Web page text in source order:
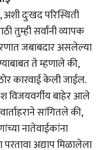
दुःखद परिस्थिती
तुम्ही सर्वांनी व्यापक
जबाबदार असलेल्या
ते म्हणाले की,
कारवाई केली जाईल.
विजयवर्गीय बाहेर आले
सांगितले की,
नातेवाईकांना
अद्याप मिळालेला